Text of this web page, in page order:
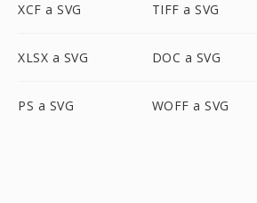
XCF a SVG TIFF a SVG
XLSX a SVG DOC a SVG
PS a SVG WOFF a SVG